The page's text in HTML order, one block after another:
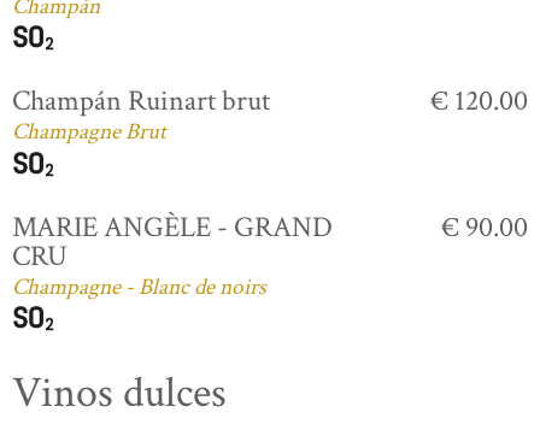
Champán
Champán Ruinart brut
Champagne Brut
€ 120.00
MARIE ANGÈLE - GRAND
CRU
Champagne - Blanc de noirs
€ 90.00
Vinos dulces